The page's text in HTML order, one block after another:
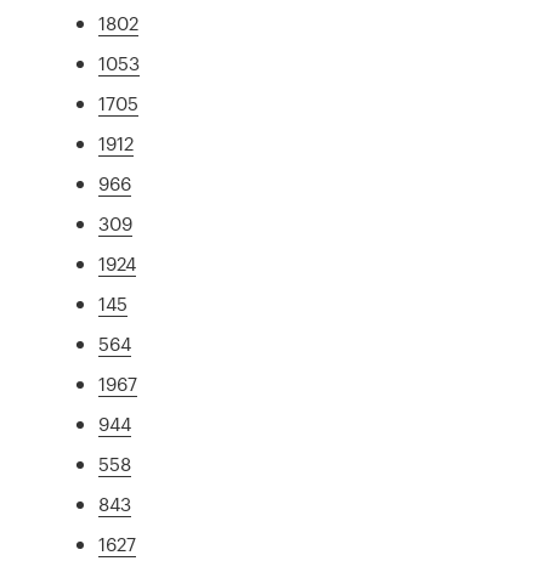
1802
1053
1705
1912
966
309
1924
145
564
1967
944
558
843
1627